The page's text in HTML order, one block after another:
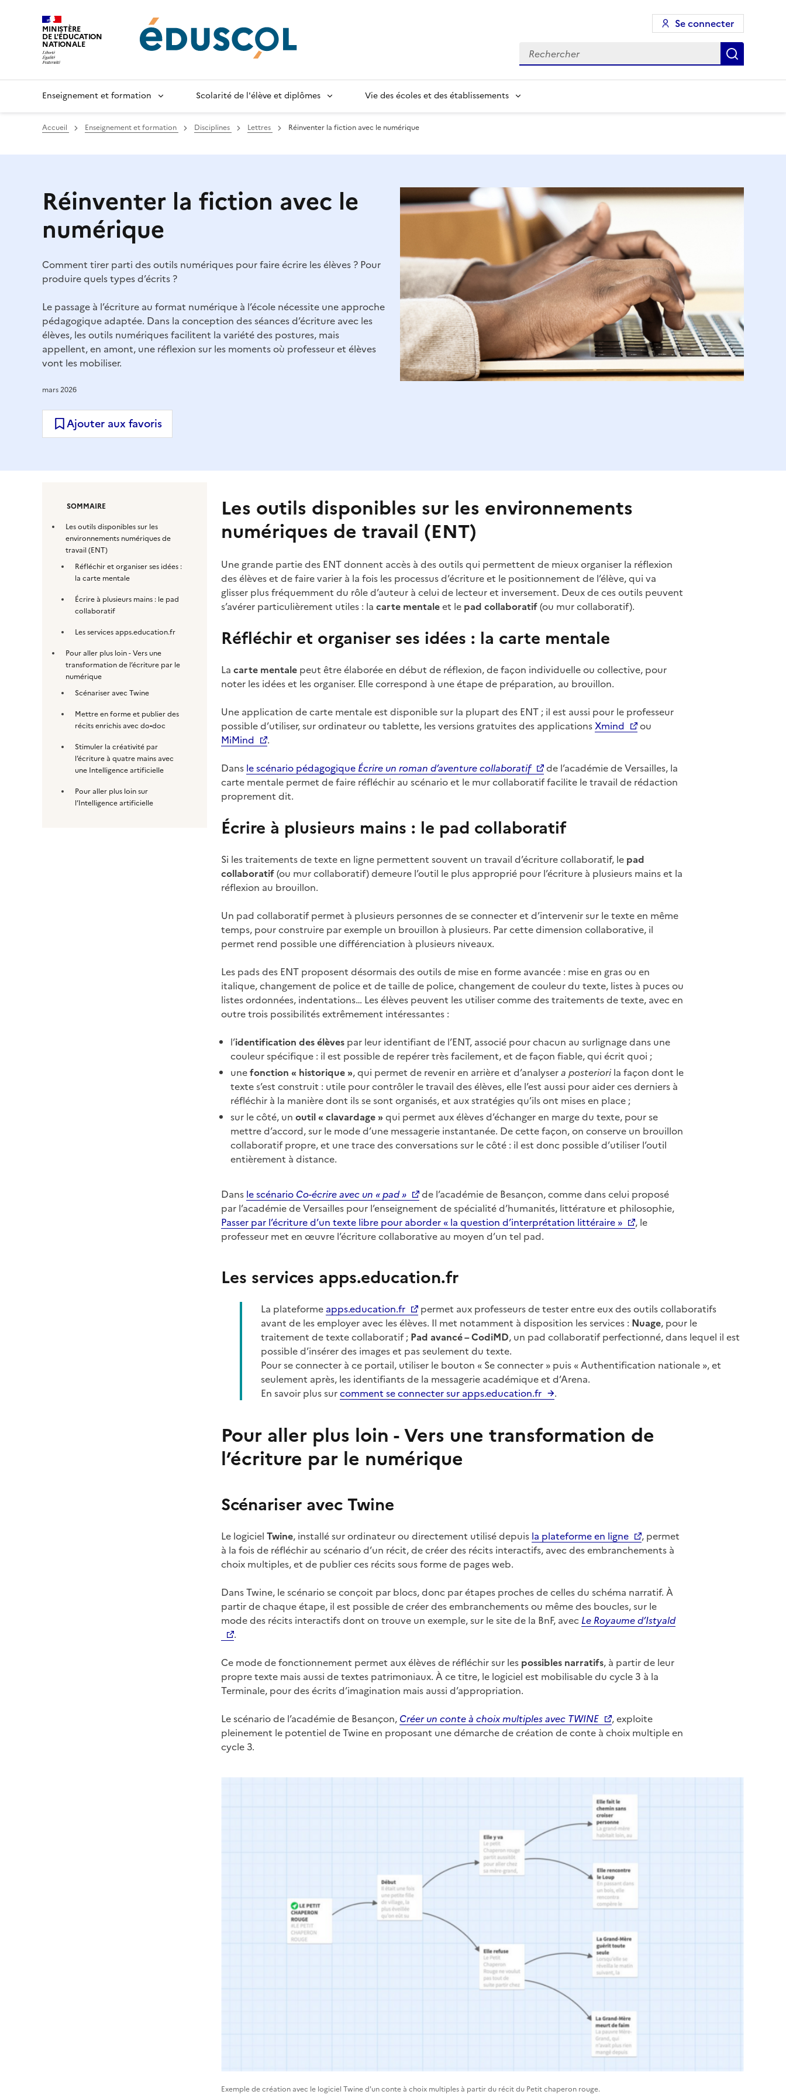
MINISTÈRE
DE L'ÉDUCATION
NATIONALE
Se connecter
Rechercher
Enseignement et formation Scolarité de l'élève et diplômes Vie des écoles et des établissements
Accueil Enseignement et formation Disciplines Lettres Réinventer la fiction avec le numérique
Réinventer la fiction avec le
numérique
Comment tirer parti des outils numériques pour faire écrire les élèves ? Pour
produire quels types d’écrits ?
Le passage à l’écriture au format numérique à l’école nécessite une approche
pédagogique adaptée. Dans la conception des séances d’écriture avec les
élèves, les outils numériques facilitent la variété des postures, mais
appellent, en amont, une réflexion sur les moments où professeur et élèves
vont les mobiliser.
mars 2026
Ajouter aux favoris
SOMMAIRE
Les outils disponibles sur les
environnements numériques de
travail (ENT)
Réfléchir et organiser ses idées :
la carte mentale
Écrire à plusieurs mains : le pad
collaboratif
Les services apps.education.fr
Pour aller plus loin - Vers une
transformation de l’écriture par le
numérique
Scénariser avec Twine
Mettre en forme et publier des
récits enrichis avec do•doc
Stimuler la créativité par
l’écriture à quatre mains avec
une Intelligence artificielle
Pour aller plus loin sur
l’Intelligence artificielle
Les outils disponibles sur les environnements
numériques de travail (ENT)
Une grande partie des ENT donnent accès à des outils qui permettent de mieux organiser la réflexion
des élèves et de faire varier à la fois les processus d’écriture et le positionnement de l’élève, qui va
glisser plus fréquemment du rôle d’auteur à celui de lecteur et inversement. Deux de ces outils peuvent
s’avérer particulièrement utiles : la carte mentaleet le pad collaboratif(ou mur collaboratif).
Réfléchir et organiser ses idées : la carte mentale
La carte mentale peut être élaborée en début de réflexion, de façon individuelle ou collective, pour
noter les idées et les organiser. Elle correspond à une étape de préparation, au brouillon.
Une application de carte mentale est disponible sur la plupart des ENT ; il est aussi pour le professeur
possible d’utiliser, sur ordinateur ou tablette, les versions gratuites des applicationsXmind
ou
MiMind
.
Dans le scénario pédagogique Écrire un roman d’aventure collaboratif
de l’académie de Versailles, la
carte mentale permet de faire réfléchir au scénario et le mur collaboratif facilite le travail de rédaction
proprement dit.
Écrire à plusieurs mains : le pad collaboratif
Si les traitements de texte en ligne permettent souvent un travail d’écriture collaboratif, le pad
collaboratif(ou mur collaboratif) demeure l’outil le plus approprié pour l’écriture à plusieurs mains et la
réflexion au brouillon.
Un pad collaboratif permet à plusieurs personnes de se connecter et d’intervenir sur le texte en même
temps, pour construire par exemple un brouillon à plusieurs. Par cette dimension collaborative, il
permet rend possible une différenciation à plusieurs niveaux.
Les pads des ENT proposent désormais des outils de mise en forme avancée : mise en gras ou en
italique, changement de police et de taille de police, changement de couleur du texte, listes à puces ou
listes ordonnées, indentations… Les élèves peuvent les utiliser comme des traitements de texte, avec en
outre trois possibilités extrêmement intéressantes :
l’identification des élèves par leur identifiant de l’ENT, associé pour chacun au surlignage dans une
couleur spécifique : il est possible de repérer très facilement, et de façon fiable, qui écrit quoi ;
unefonction « historique », qui permet de revenir en arrière et d’analysera posteriori la façon dont le
texte s’est construit : utile pour contrôler le travail des élèves, elle l’est aussi pour aider ces derniers à
réfléchir à la manière dont ils se sont organisés, et aux stratégies qu’ils ont mises en place ;
sur le côté, un outil « clavardage »qui permet aux élèves d’échanger en marge du texte, pour se
mettre d’accord, sur le mode d’une messagerie instantanée. De cette façon, on conserve un brouillon
collaboratif propre, et une trace des conversations sur le côté : il est donc possible d’utiliser l’outil
entièrement à distance.
Dans le scénario Co-écrire avec un « pad »
de l’académie de Besançon, comme dans celui proposé
par l’académie de Versailles pour l’enseignement de spécialité d’humanités, littérature et philosophie,
Passer par l’écriture d’un texte libre pour aborder « la question d’interprétation littéraire »
, le
professeur met en œuvre l’écriture collaborative au moyen d’un tel pad.
Les services apps.education.fr
La plateforme apps.education.fr
permet aux professeurs de tester entre eux des outils collaboratifs
avant de les employer avec les élèves. Il met notamment à disposition les services : Nuage, pour le
traitement de texte collaboratif ; Pad avancé – CodiMD, un pad collaboratif perfectionné, dans lequel il est
possible d’insérer des images et pas seulement du texte.
Pour se connecter à ce portail, utiliser le bouton « Se connecter » puis « Authentification nationale », et
seulement après, les identifiants de la messagerie académique et d’Arena.
En savoir plus surcomment se connecter sur apps.education.fr .
Pour aller plus loin - Vers une transformation de
l’écriture par le numérique
Scénariser avec Twine
Le logiciel Twine, installé sur ordinateur ou directement utilisé depuis la plateforme en ligne
, permet
à la fois de réfléchir au scénario d’un récit, de créer des récits interactifs, avec des embranchements à
choix multiples, et de publier ces récits sous forme de pages web.
Dans Twine, le scénario se conçoit par blocs, donc par étapes proches de celles du schéma narratif. À
partir de chaque étape, il est possible de créer des embranchements ou même des boucles, sur le
mode des récits interactifs dont on trouve un exemple, sur le site de la BnF, avec Le Royaume d’Istyald
.
Ce mode de fonctionnement permet aux élèves de réfléchir sur les possibles narratifs, à partir de leur
propre texte mais aussi de textes patrimoniaux. À ce titre, le logiciel est mobilisable du cycle 3 à la
Terminale, pour des écrits d’imagination mais aussi d’appropriation.
Le scénario de l’académie de Besançon, Créer un conte à choix multiples avec TWINE
, exploite
pleinement le potentiel de Twine en proposant une démarche de création de conte à choix multiple en
cycle 3.
Exemple de création avec le logiciel Twine d'un conte à choix multiples à partir du récit du Petit chaperon rouge.